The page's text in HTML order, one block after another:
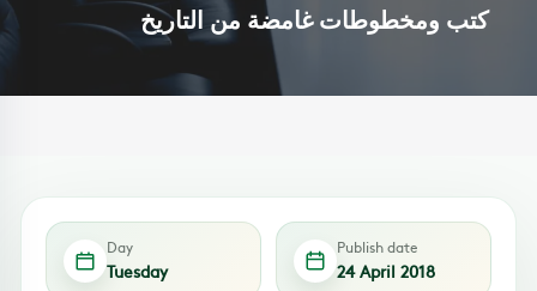
كتب ومخطوطات غامضة من التاريخ
Day
Tuesday
Publish date
24 April 2018